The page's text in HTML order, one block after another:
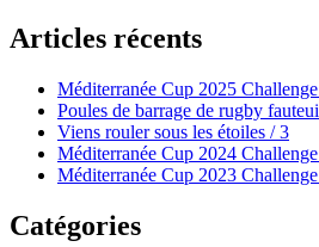
Articles récents
Méditerranée Cup 2025
Poules de barrage de rugby
Viens rouler sous les étoiles / 3
Méditerranée Cup 2024
Méditerranée Cup 2023
Catégories